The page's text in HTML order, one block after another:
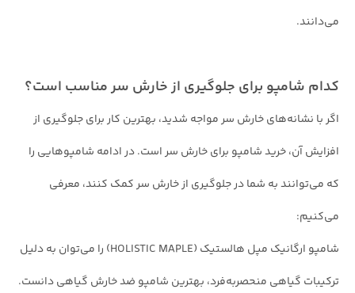
می‌دانند.
کدام شامپو برای جلوگیری از خارش سر مناسب است؟
اگر با نشانه‌های خارش سر مواجه شدید، بهترین کار برای جلوگیری از
افزایش آن، خرید شامپو برای خارش سر است. در ادامه شامپوهایی را
که می‌توانند به شما در جلوگیری از خارش سر کمک کنند، معرفی
می‌کنیم:
شامپو ارگانیک مپل هالستیک (HOLISTIC MAPLE) را می‌توان به دلیل
ترکیبات گیاهی منحصربه‌فرد، بهترین شامپو ضد خارش گیاهی دانست.